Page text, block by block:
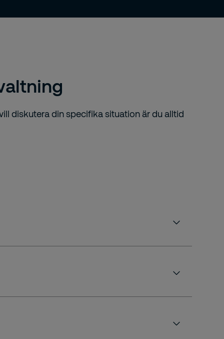
diskutera din specifika situation är du alltid